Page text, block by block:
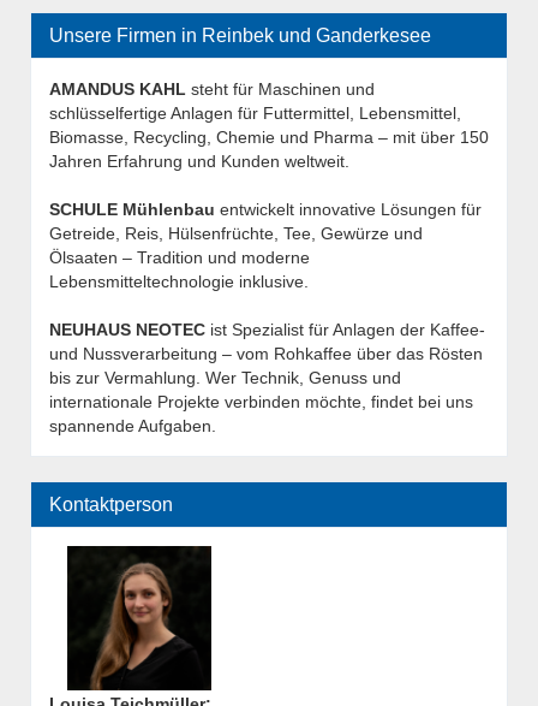
Unsere Firmen in Reinbek und Ganderkesee
AMANDUS KAHL steht für Maschinen und
schlüsselfertige Anlagen für Futtermittel, Lebensmittel,
Biomasse, Recycling, Chemie und Pharma – mit über 150
Jahren Erfahrung und Kunden weltweit.
SCHULE Mühlenbau entwickelt innovative Lösungen für
Getreide, Reis, Hülsenfrüchte, Tee, Gewürze und
Ölsaaten – Tradition und moderne
Lebensmitteltechnologie inklusive.
NEUHAUS NEOTEC ist Spezialist für Anlagen der Kaffee-
und Nussverarbeitung – vom Rohkaffee über das Rösten
bis zur Vermahlung. Wer Technik, Genuss und
internationale Projekte verbinden möchte, findet bei uns
spannende Aufgaben.
Kontaktperson